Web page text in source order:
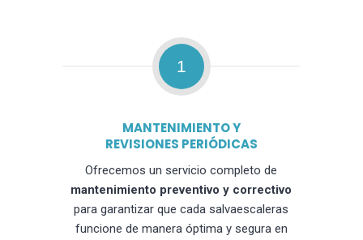
1
MANTENIMIENTO Y
REVISIONES PERIÓDICAS
Ofrecemos un servicio completo de
mantenimiento preventivo y correctivo
para garantizar que cada salvaescaleras
funcione de manera óptima y segura en